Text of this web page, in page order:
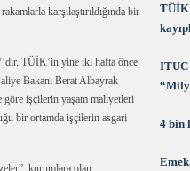
karşılaştırıldığında bir
TÜİK’in yine iki hafta önce
Bakanı Berat Albayrak
göre işçilerin yaşam maliyetleri
bir ortamda işçilerin asgari
kurumlara olan
TÜİK
ITUC
4 bin